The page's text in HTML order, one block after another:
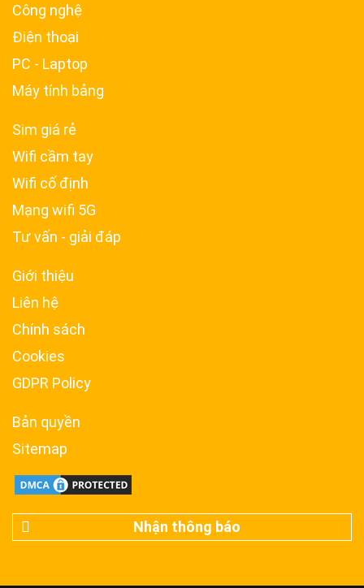
Công nghệ
Điện thoại
PC - Laptop
Máy tính bảng
Sim giá rẻ
Wifi cầm tay
Wifi cố định
Mạng wifi 5G
Tư vấn - giải đáp
Giới thiệu
Liên hệ
Chính sách
Cookies
GDPR Policy
Bản quyền
Sitemap
Nhận thông báo